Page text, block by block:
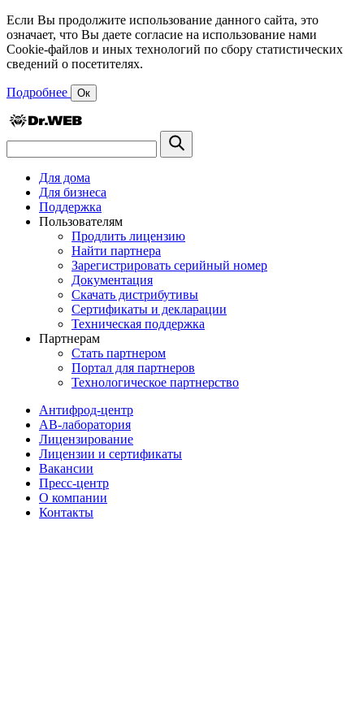
Если Вы продолжите использование данного сайта, это
означает, что Вы даете согласие на использование нами
Cookie-файлов и иных технологий по сбору статистических
сведений о посетителях.
Подробнее Ок
Для дома
Для бизнеса
Поддержка
Пользователям
Продлить лицензию
Найти партнера
Зарегистрировать серийный номер
Документация
Скачать дистрибутивы
Сертификаты и декларации
Техническая поддержка
Партнерам
Стать партнером
Портал для партнеров
Технологическое партнерство
Антифрод-центр
АВ-лаборатория
Лицензирование
Лицензии и сертификаты
Вакансии
Пресс-центр
О компании
Контакты